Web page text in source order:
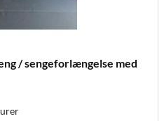
/ sengeforlængelse med